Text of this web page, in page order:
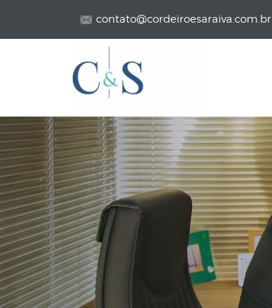
contato@cordeiroesaraiva.com.br